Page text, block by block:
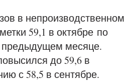
в непроизводственном
59,1 в октябре по
предыдущем месяце.
до 59,6 в
с 58,5 в сентябре.